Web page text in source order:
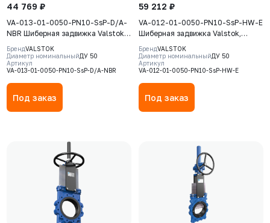
44 769 ₽
VA-013-01-0050-PN10-SsP-D/A-
NBR Шиберная задвижка Valstok,
серия VA, DN 0050, PN=10 Бар,
пневмопривод двойного действия,
корпус GJS-400-15 (GGG40), нож
БрендVALSTOK
Диаметр номинальныйДУ 50
Артикул
VA-013-01-0050-PN10-SsP-D/A-NBR
Под заказ
59 212 ₽
VA-012-01-0050-PN10-SsP-HW-E
Шиберная задвижка Valstok,
серия VА, DN 0050, PN=10 Бар,
штурвал, выдвижной шток, корпус
GJS-500-7 (GGG50) , нож AISI304,
БрендVALSTOK
Диаметр номинальныйДУ 50
Артикул
VA-012-01-0050-PN10-SsP-HW-E
Под заказ